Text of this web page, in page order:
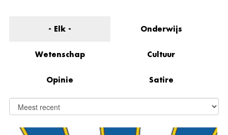
- Elk - Onderwijs
Wetenschap Cultuur
Opinie Satire